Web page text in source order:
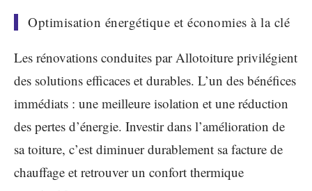
Optimisation énergétique et économies à la clé
Les rénovations conduites par Allotoiture privilégient
des solutions efficaces et durables. L’un des bénéfices
immédiats : une meilleure isolation et une réduction
des pertes d’énergie. Investir dans l’amélioration de
sa toiture, c’est diminuer durablement sa facture de
chauffage et retrouver un confort thermique